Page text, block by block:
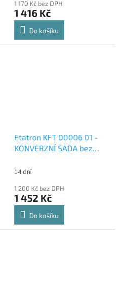
1 170 Kč bez DPH
1 416 Kč
Do košíku
Etatron KFT 00006 01 -
KONVERZNÍ SADA bez
14 dní
1 200 Kč bez DPH
1 452 Kč
Do košíku